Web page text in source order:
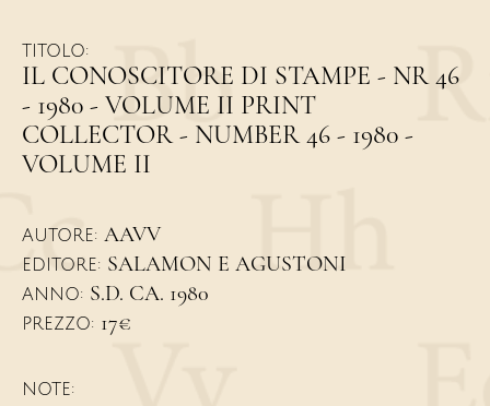
TITOLO:
IL CONOSCITORE DI STAMPE - NR 46
- 1980 - VOLUME II PRINT
COLLECTOR - NUMBER 46 - 1980 -
VOLUME II
AUTORE: AAVV
EDITORE: SALAMON E AGUSTONI
ANNO: S.D. CA. 1980
PREZZO: 17€
NOTE: